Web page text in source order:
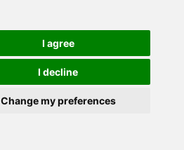
I agree
I decline
Change my preferences